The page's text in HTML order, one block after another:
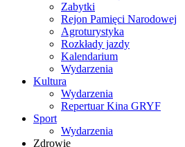
Zabytki
Rejon Pamięci Narodowej
Agroturystyka
Rozkłady jazdy
Kalendarium
Wydarzenia
Kultura
Wydarzenia
Repertuar Kina GRYF
Sport
Wydarzenia
Zdrowie